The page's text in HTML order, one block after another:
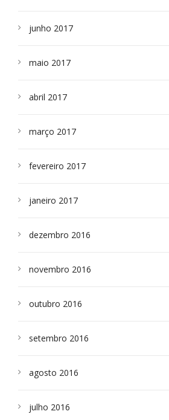
junho 2017
maio 2017
abril 2017
março 2017
fevereiro 2017
janeiro 2017
dezembro 2016
novembro 2016
outubro 2016
setembro 2016
agosto 2016
julho 2016